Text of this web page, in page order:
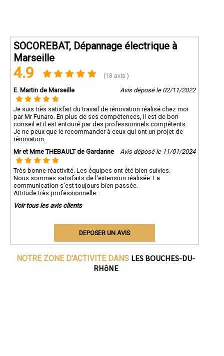
SOCOREBAT, Dépannage électrique à
Marseille
4.9 (18 avis )
E. Martin de Marseille Avis déposé le 02/11/2022
Je suis très satisfait du travail de rénovation réalisé chez moi
par Mr Funaro. En plus de ses compétences, il est de bon
conseil et il est entouré par des professionnels compétents.
Je ne peux que le recommander à ceux qui ont un projet de
rénovation.
Mr et Mme THEBAULT de Gardanne
Avis déposé le 11/01/2024
Très bonne réactivité. Les équipes ont été bien suivies.
Nous sommes satisfaits de l'extension réalisée. La
communication s'est toujours bien passée.
Attitude très professionnelle.
Voir tous les avis clients
DEPOSER UN AVIS
NOTRE ZONE D'ACTIVITE DANS LES BOUCHES-DU-
RHôNE